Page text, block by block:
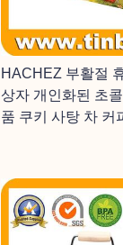
HACHEZ 부활절
상자 개인화된 초
품 쿠키 사탕 차 커